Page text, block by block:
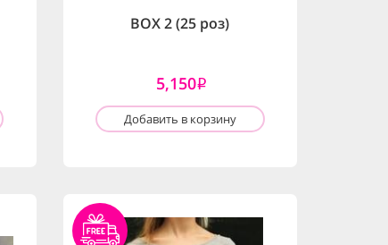
BOX 2 (25 роз)
5,150i
Добавить в корзину